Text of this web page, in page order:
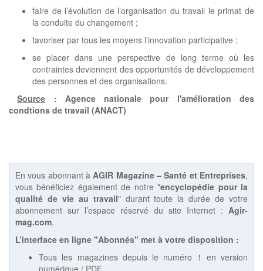
faire de l’évolution de l’organisation du travail le primat de
la conduite du changement ;
favoriser par tous les moyens l’innovation participative ;
se placer dans une perspective de long terme où les
contraintes deviennent des opportunités de développement
des personnes et des organisations.
Source : Agence nationale pour l'amélioration des
condtions de travail (ANACT)
En vous abonnant àAGIR Magazine – Santé et Entreprises,
vous bénéficiez également de notre "encyclopédie pour la
qualité de vie au travail" durant toute la durée de votre
abonnement sur l’espace réservé du site Internet : Agir-
mag.com.
L’interface en ligne "Abonnés" met à votre disposition :
Tous les magazines depuis le numéro 1 en version